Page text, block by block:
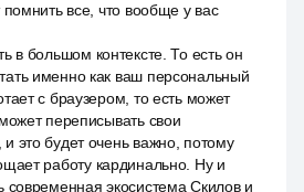
помнить все, что вообще у вас
в большом контексте. То есть он
именно как ваш персональный
с браузером, то есть может
переписывать свои
это будет очень важно, потому
работу кардинально. Ну и
современная экосистема Скилов и